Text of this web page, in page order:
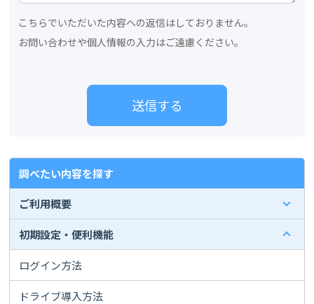
調べたい内容を探す
ご利用概要
初期設定・便利機能
ログイン方法
ドライブ導入方法
こちらでいただいた内容への返信はしておりません。
お問い合わせや個人情報の入力はご遠慮ください。